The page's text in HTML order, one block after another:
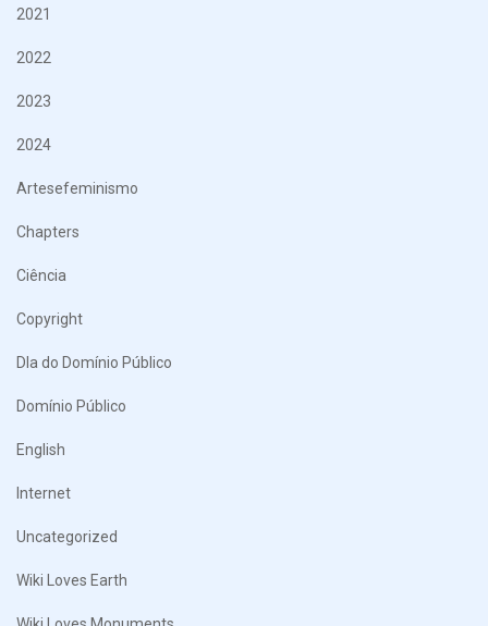
2021
2022
2023
2024
Artesefeminismo
Chapters
Ciência
Copyright
DIa do Domínio Público
Domínio Público
English
Internet
Uncategorized
Wiki Loves Earth